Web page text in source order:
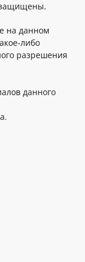
защищены.
на данном
либо
разрешения
данного